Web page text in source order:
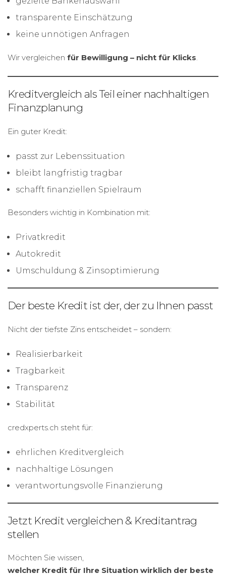
transparente Einschätzung
keine unnötigen Anfragen
Wir vergleichen für Bewilligung – nicht für Klicks.
Kreditvergleich als Teil einer nachhaltigen
Finanzplanung
Ein guter Kredit:
passt zur Lebenssituation
bleibt langfristig tragbar
schafft finanziellen Spielraum
Besonders wichtig in Kombination mit:
Privatkredit
Autokredit
Umschuldung & Zinsoptimierung
Der beste Kredit ist der, der zu Ihnen passt
Nicht der tiefste Zins entscheidet – sondern:
Realisierbarkeit
Tragbarkeit
Transparenz
Stabilität
credxperts.ch steht für:
ehrlichen Kreditvergleich
nachhaltige Lösungen
verantwortungsvolle Finanzierung
Jetzt Kredit vergleichen & Kreditantrag
stellen
Möchten Sie wissen,
welcher Kredit für Ihre Situation wirklich der beste